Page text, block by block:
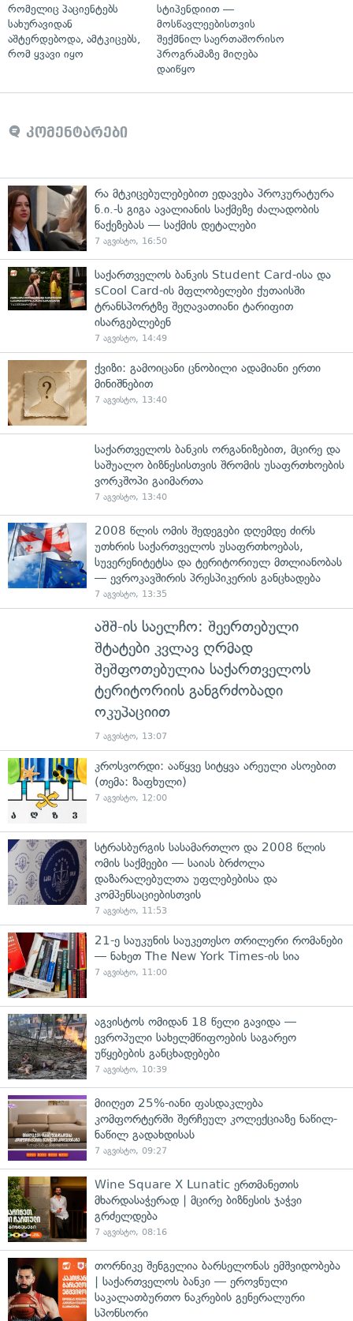
რომელიც პაციენტებს
სახურავიდან
აშტერდებოდა, ამტკიცებს,
რომ ყვავი იყო
სტიპენდიით —
მოსწავლეებისთვის
შექმნილ საერთაშორისო
პროგრამაზე მიღება
დაიწყო
კომენტარები
რა მტკიცებულებებით ედავება პროკურატურა
ნ.ი.-ს გიგა ავალიანის საქმეზე ძალადობის
წაქეზებას — საქმის დეტალები
7 აგვისტო, 16:50
საქართველოს ბანკის Student Card-ისა და
sCool Card-ის მფლობელები ქუთაისში
ტრანსპორტზე შეღავათიანი ტარიფით
ისარგებლებენ
7 აგვისტო, 14:49
ქვიზი: გამოიცანი ცნობილი ადამიანი ერთი
მინიშნებით
7 აგვისტო, 13:40
საქართველოს ბანკის ორგანიზებით, მცირე და
საშუალო ბიზნესისთვის შრომის უსაფრთხოების
ვორკშოპი გაიმართა
7 აგვისტო, 13:40
2008 წლის ომის შედეგები დღემდე ძირს
უთხრის საქართველოს უსაფრთხოებას,
სუვერენიტეტსა და ტერიტორიულ მთლიანობას
— ევროკავშირის პრესპიკერის განცხადება
7 აგვისტო, 13:35
აშშ-ის საელჩო: შეერთებული
შტატები კვლავ ღრმად
შეშფოთებულია საქართველოს
ტერიტორიის განგრძობადი
ოკუპაციით
7 აგვისტო, 13:07
კროსვორდი: ააწყვე სიტყვა არეული ასოებით
(თემა: ზაფხული)
7 აგვისტო, 12:00
სტრასბურგის სასამართლო და 2008 წლის
ომის საქმეები — საიას ბრძოლა
დაზარალებულთა უფლებებისა და
კომპენსაციებისთვის
7 აგვისტო, 11:53
21-ე საუკუნის საუკეთესო თრილერი რომანები
— ნახეთ The New York Times-ის სია
7 აგვისტო, 11:00
აგვისტოს ომიდან 18 წელი გავიდა —
ევროპული სახელმწიფოების საგარეო
უწყებების განცხადებები
7 აგვისტო, 10:39
მიიღეთ 25%-იანი ფასდაკლება
კომფორტერში შერჩეულ კოლექციაზე ნაწილ-
ნაწილ გადახდისას
7 აგვისტო, 09:27
Wine Square X Lunatic ერთმანეთის
მხარდასაჭერად | მცირე ბიზნესის ჯაჭვი
გრძელდება
7 აგვისტო, 08:16
თორნიკე შენგელია ბარსელონას ემშვიდობება
| საქართველოს ბანკი — ეროვნული
საკალათბურთო ნაკრების გენერალური
სპონსორი